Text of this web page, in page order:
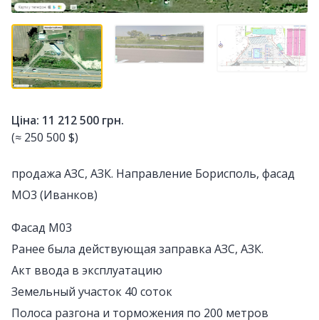
Ціна: 11 212 500 грн.
(≈ 250 500 $)
продажа АЗС, АЗК. Направление Борисполь, фасад
МО3 (Иванков)
Фасад М03
Ранее была действующая заправка АЗС, АЗК.
Акт ввода в эксплуатацию
Земельный участок 40 соток
Полоса разгона и торможения по 200 метров